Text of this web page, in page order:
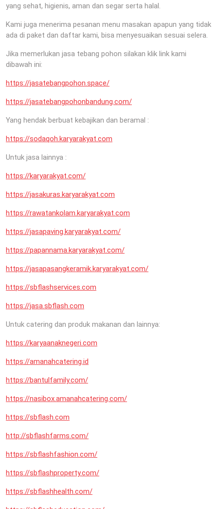
yang sehat, higienis, aman dan segar serta halal.
Kami juga menerima pesanan menu masakan apapun yang tidak
ada di paket dan daftar kami, bisa menyesuaikan sesuai selera.
Jika memerlukan jasa tebang pohon silakan klik link kami
dibawah ini:
https://jasatebangpohon.space/
https://jasatebangpohonbandung.com/
Yang hendak berbuat kebajikan dan beramal :
https://sodaqoh.karyarakyat.com
Untuk jasa lainnya :
https://karyarakyat.com/
https://jasakuras.karyarakyat.com
https://rawatankolam.karyarakyat.com
https://jasapaving.karyarakyat.com/
https://papannama.karyarakyat.com/
https://jasapasangkeramik.karyarakyat.com/
https://sbflashservices.com
https://jasa.sbflash.com
Untuk catering dan produk makanan dan lainnya:
https://karyaanaknegeri.com
https://amanahcatering.id
https://bantulfamily.com/
https://nasibox.amanahcatering.com/
https://sbflash.com
http://sbflashfarms.com/
https://sbflashfashion.com/
https://sbflashproperty.com/
https://sbflashhealth.com/